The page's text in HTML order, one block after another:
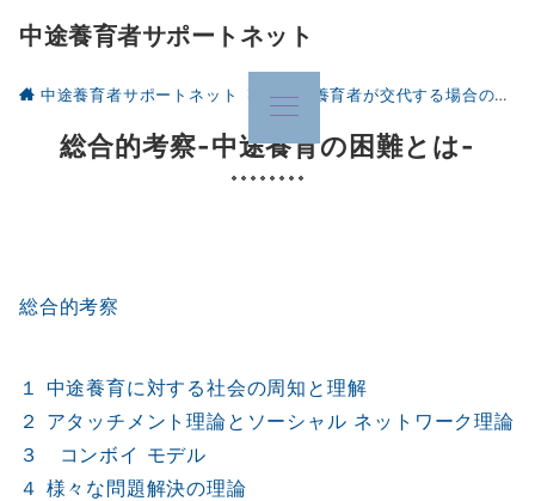
中途養育者サポートネット
中途養育者サポートネット 中途で養育者が交代する場合の困難について
総合的考察-中途養育の困難とは-
総合的考察
１ 中途養育に対する社会の周知と理解
２ アタッチメント理論とソーシャル ネットワーク理論
３ コンボイ モデル
４ 様々な問題解決の理論